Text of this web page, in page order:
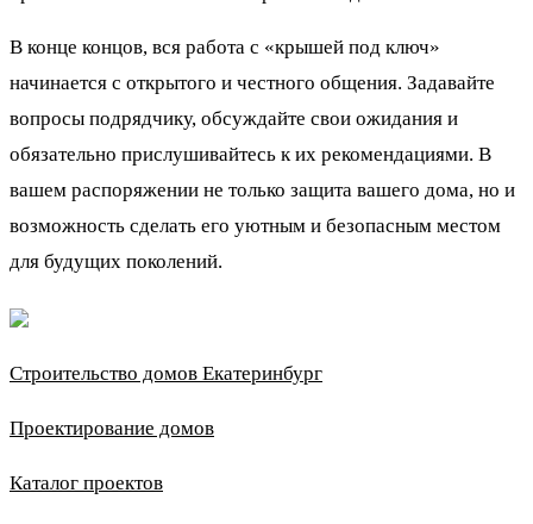
В конце концов, вся работа с «крышей под ключ»
начинается с открытого и честного общения. Задавайте
вопросы подрядчику, обсуждайте свои ожидания и
обязательно прислушивайтесь к их рекомендациями. В
вашем распоряжении не только защита вашего дома, но и
возможность сделать его уютным и безопасным местом
для будущих поколений.
Строительство домов Екатеринбург
Проектирование домов
Каталог проектов